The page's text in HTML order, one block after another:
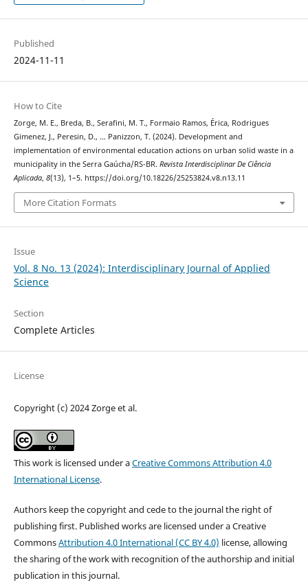
Published
2024-11-11
How to Cite
Zorge, M. E., Breda, B., Serafini, M. T., Formaio Ramos, Érica, Rodrigues
Gimenez, J., Peresin, D., … Panizzon, T. (2024). Development and
implementation of environmental education actions on urban solid waste in a
municipality in the Serra Gaúcha/RS-BR. Revista Interdisciplinar De Ciência
Aplicada, 8(13), 1–5. https://doi.org/10.18226/25253824.v8.n13.11
More Citation Formats
Issue
Vol. 8 No. 13 (2024): Interdisciplinary Journal of Applied
Science
Section
Complete Articles
License
Copyright (c) 2024 Zorge et al.
This work is licensed under aCreative Commons Attribution 4.0
International License.
Authors keep the copyright and cede to the journal the right of
publishing first. Published works are licensed under a Creative
CommonsAttribution 4.0 International (CC BY 4.0) license, allowing
the sharing of the work with recognition of the authorship and initial
publication in this journal.